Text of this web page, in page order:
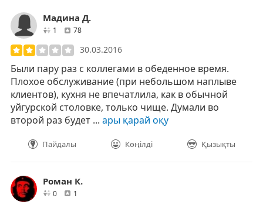
Мадина Д.
1 друзей
78отзывов
30.03.2016
Были пару раз с коллегами в обеденное время.
Плохое обслуживание (при небольшом наплыве
клиентов), кухня не впечатлила, как в обычной
уйгурской столовке, только чище. Думали во
второй раз будет ... ары қарай оқу
Пайдалы Көңілді Қызықты
Роман К.
0друзей1